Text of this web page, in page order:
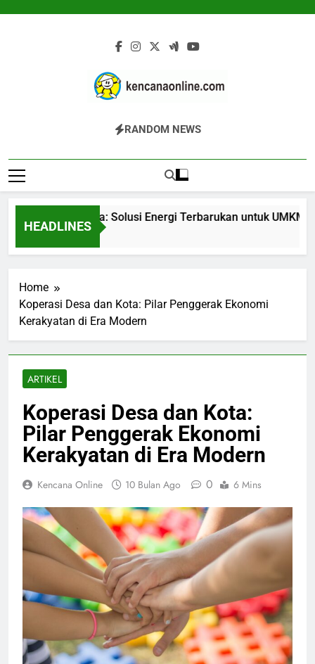
Kencana Online
Jasa Pengelolaan Sampah Kawasan
Dan Industri
RANDOM NEWS
HEADLINES
Biomassa: Solusi Energi Terbarukan untuk UMKM dan
Ago
Home
Koperasi Desa dan Kota: Pilar Penggerak Ekonomi
Kerakyatan di Era Modern
ARTIKEL
Koperasi Desa dan Kota:
Pilar Penggerak Ekonomi
Kerakyatan di Era Modern
Kencana Online 10 Bulan Ago 0 6 Mins